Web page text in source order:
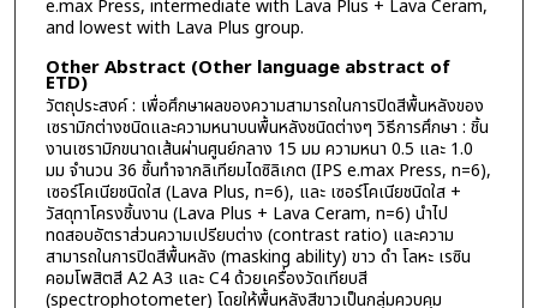
e.max Press, intermediate with Lava Plus + Lava Ceram,
and lowest with Lava Plus group.
Other Abstract (Other language abstract of
ETD)
วัตถุประสงค์ : เพื่อศึกษาผลของความสามารถในการปิดสีพื้นหลังของ
เซรามิกต่างชนิดและความหนาบนพื้นหลังชนิดต่างๆ วิธีการศึกษา : ชิ้น
งานเซรามิกขนาดเส้นผ่านศูนย์กลาง 15 มม ความหนา 0.5 และ 1.0
มม จำนวน 36 ชิ้นทำจากลิเทียมไดซิลิเกต (IPS e.max Press, n=6),
เซอร์โคเนียชนิดใส (Lava Plus, n=6), และ เซอร์โคเนียชนิดใส +
วัสดุทาโครงชิ้นงาน (Lava Plus + Lava Ceram, n=6) นำไป
ทดสอบอัตราส่วนความเปรียบต่าง (contrast ratio) และความ
สามารถในการปิดสีพื้นหลัง (masking ability) ขาว ดำ โลหะ เรซิน
คอมโพสิตสี A2 A3 และ C4 ด้วยเครื่องวัดเทียบสี
(spectrophotometer) โดยให้พื้นหลังสีขาวเป็นกลุ่มควบคุม